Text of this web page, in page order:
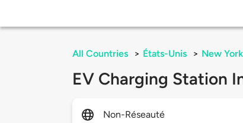
All Countries > États-Unis > New York
EV Charging Station
Non-Réseauté